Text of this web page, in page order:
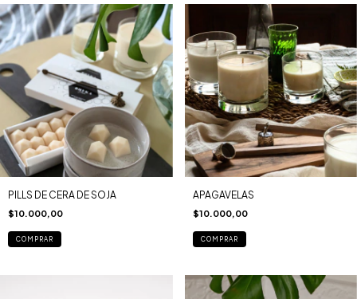
PILLS DE CERA DE SOJA
$10.000,00
COMPRAR
APAGAVELAS
$10.000,00
COMPRAR